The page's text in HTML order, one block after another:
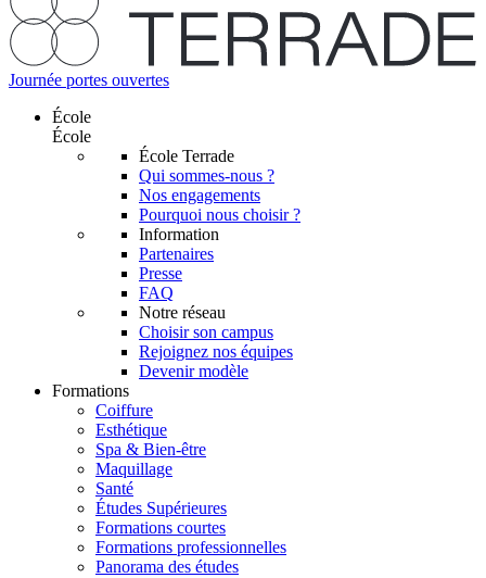
Journée portes ouvertes
École
École
École Terrade
Qui sommes-nous ?
Nos engagements
Pourquoi nous choisir ?
Information
Partenaires
Presse
FAQ
Notre réseau
Choisir son campus
Rejoignez nos équipes
Devenir modèle
Formations
Coiffure
Esthétique
Spa & Bien-être
Maquillage
Santé
Études Supérieures
Formations courtes
Formations professionnelles
Panorama des études